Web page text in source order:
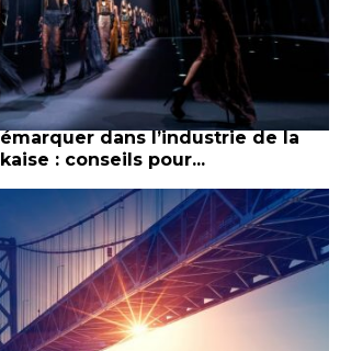
dans l’industrie de la
: conseils pour...